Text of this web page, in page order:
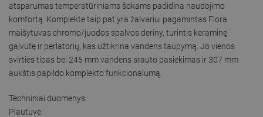
atsparumas temperatūriniams šokams padidina naudojimo
komfortą. Komplekte taip pat yra žalvariui pagamintas Flora
maišytuvas chromo/juodos spalvos deriny, turintis keraminę
galvutę ir perlatorių, kas užtikrina vandens taupymą. Jo vienos
svirties tipas bei 245 mm vandens srauto pasiekimas ir 307 mm
aukštis papildo komplekto funkcionalumą.
Techniniai duomenys:
Plautuvė: